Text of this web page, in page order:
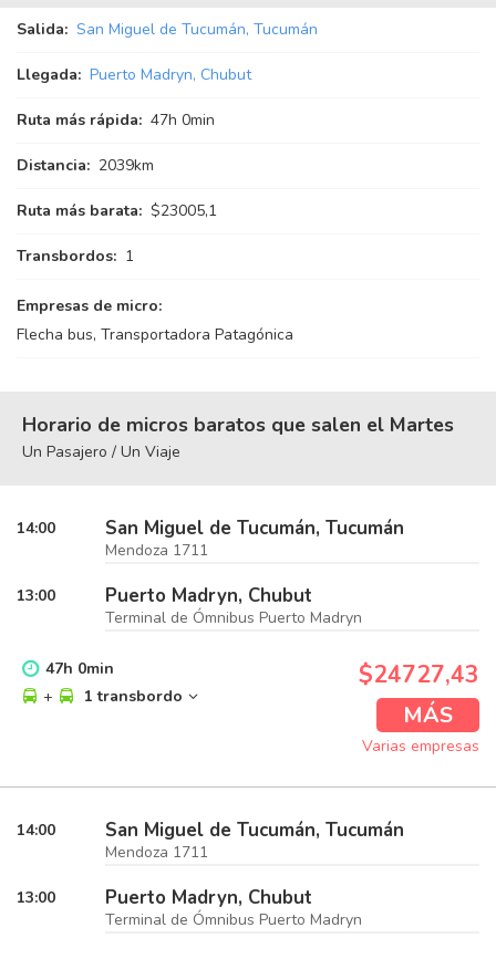
Salida: San Miguel de Tucumán, Tucumán
Llegada: Puerto Madryn, Chubut
Ruta más rápida: 47h 0min
Distancia: 2039km
Ruta más barata: $23005,1
Transbordos: 1
Empresas de micro:
Flecha bus, Transportadora Patagónica
Horario de micros baratos que salen el Martes
Un Pasajero / Un Viaje
14:00 San Miguel de Tucumán, Tucumán
Mendoza 1711
13:00 Puerto Madryn, Chubut
Terminal de Ómnibus Puerto Madryn
47h 0min
+
1 transbordo
$24727,43
MÁS
Varias empresas
14:00 San Miguel de Tucumán, Tucumán
Mendoza 1711
13:00 Puerto Madryn, Chubut
Terminal de Ómnibus Puerto Madryn